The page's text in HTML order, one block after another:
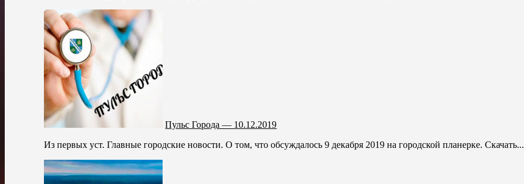
Пульс Города — 10.12.2019
Из первых уст. Главные городские новости. О том, что обсуждалось 9 декабря 2019 на городской планерке. Скачать...